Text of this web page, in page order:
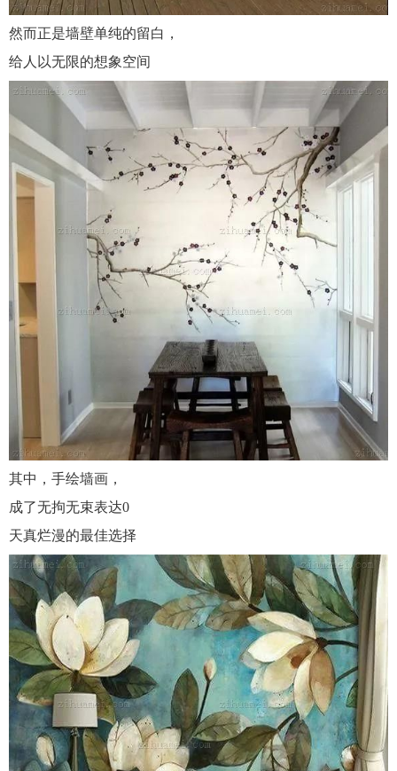
然而正是墙壁单纯的留白，
给人以无限的想象空间
其中，手绘墙画，
成了无拘无束表达0
天真烂漫的最佳选择